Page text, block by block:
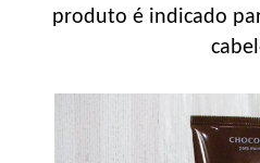
produto é indicado